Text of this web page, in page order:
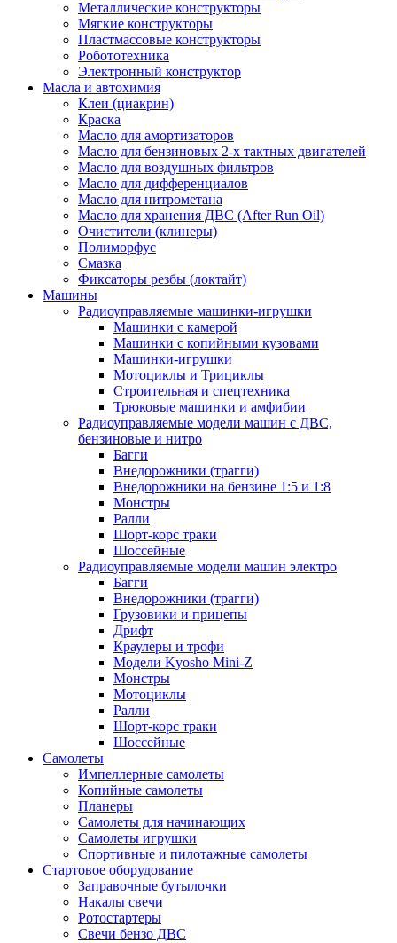
Металлические конструкторы
Мягкие конструкторы
Пластмассовые конструкторы
Робототехника
Электронный конструктор
Масла и автохимия
Клеи (циакрин)
Краска
Масло для амортизаторов
Масло для бензиновых 2-х тактных двигателей
Масло для воздушных фильтров
Масло для дифференциалов
Масло для нитрометана
Масло для хранения ДВС (After Run Oil)
Очистители (клинеры)
Полиморфус
Смазка
Фиксаторы резбы (локтайт)
Машины
Радиоуправляемые машинки-игрушки
Машинки с камерой
Машинки с копийными кузовами
Машинки-игрушки
Мотоциклы и Трициклы
Строительная и спецтехника
Трюковые машинки и амфибии
Радиоуправляемые модели машин с ДВС,
бензиновые и нитро
Багги
Внедорожники (трагги)
Внедорожники на бензине 1:5 и 1:8
Монстры
Ралли
Шорт-корс траки
Шоссейные
Радиоуправляемые модели машин электро
Багги
Внедорожники (трагги)
Грузовики и прицепы
Дрифт
Краулеры и трофи
Модели Kyosho Mini-Z
Монстры
Мотоциклы
Ралли
Шорт-корс траки
Шоссейные
Самолеты
Импеллерные самолеты
Копийные самолеты
Планеры
Самолеты для начинающих
Самолеты игрушки
Спортивные и пилотажные самолеты
Стартовое оборудование
Заправочные бутылочки
Накалы свечи
Ротостартеры
Свечи бензо ДВС